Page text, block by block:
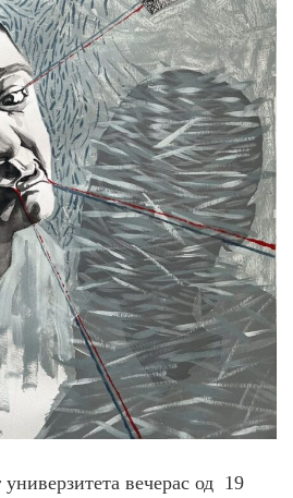
вечерас од 19